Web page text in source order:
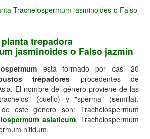
trepadora
jasminoides o Falso jazmín
está formado por casi 20
trepadores procedentes de
El nombre del género proviene de las
(cuello) y "sperma" (semilla).
de este género son: Trachelospermum
asiaticum, Trachelospermum
nitidum.